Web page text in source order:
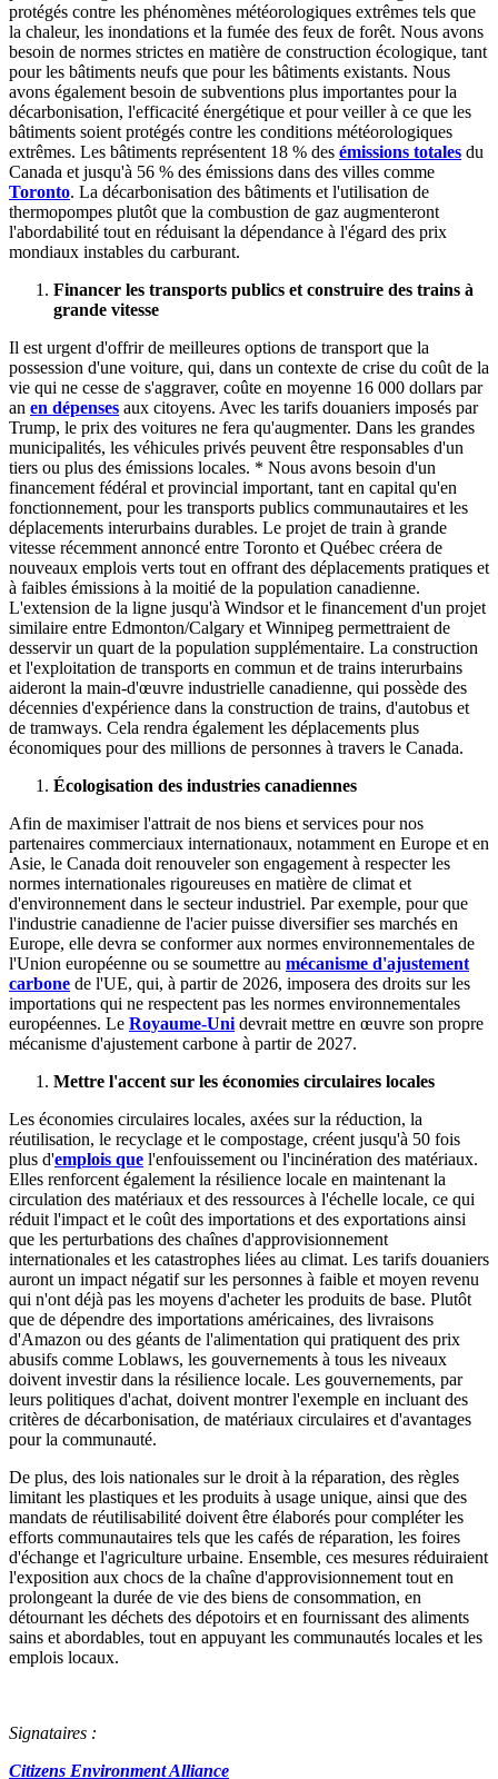
protégés contre les phénomènes météorologiques extrêmes tels que
la chaleur, les inondations et la fumée des feux de forêt. Nous avons
besoin de normes strictes en matière de construction écologique, tant
pour les bâtiments neufs que pour les bâtiments existants. Nous
avons également besoin de subventions plus importantes pour la
décarbonisation, l'efficacité énergétique et pour veiller à ce que les
bâtiments soient protégés contre les conditions météorologiques
extrêmes. Les bâtiments représentent 18 % des émissions totales du
Canada et jusqu'à 56 % des émissions dans des villes comme
Toronto. La décarbonisation des bâtiments et l'utilisation de
thermopompes plutôt que la combustion de gaz augmenteront
l'abordabilité tout en réduisant la dépendance à l'égard des prix
mondiaux instables du carburant.
Financer les transports publics et construire des trains à
grande vitesse
Il est urgent d'offrir de meilleures options de transport que la
possession d'une voiture, qui, dans un contexte de crise du coût de la
vie qui ne cesse de s'aggraver, coûte en moyenne 16 000 dollars par
an en dépenses aux citoyens. Avec les tarifs douaniers imposés par
Trump, le prix des voitures ne fera qu'augmenter. Dans les grandes
municipalités, les véhicules privés peuvent être responsables d'un
tiers ou plus des émissions locales. * Nous avons besoin d'un
financement fédéral et provincial important, tant en capital qu'en
fonctionnement, pour les transports publics communautaires et les
déplacements interurbains durables. Le projet de train à grande
vitesse récemment annoncé entre Toronto et Québec créera de
nouveaux emplois verts tout en offrant des déplacements pratiques et
à faibles émissions à la moitié de la population canadienne.
L'extension de la ligne jusqu'à Windsor et le financement d'un projet
similaire entre Edmonton/Calgary et Winnipeg permettraient de
desservir un quart de la population supplémentaire. La construction
et l'exploitation de transports en commun et de trains interurbains
aideront la main-d'œuvre industrielle canadienne, qui possède des
décennies d'expérience dans la construction de trains, d'autobus et
de tramways. Cela rendra également les déplacements plus
économiques pour des millions de personnes à travers le Canada.
Écologisation des industries canadiennes
Afin de maximiser l'attrait de nos biens et services pour nos
partenaires commerciaux internationaux, notamment en Europe et en
Asie, le Canada doit renouveler son engagement à respecter les
normes internationales rigoureuses en matière de climat et
d'environnement dans le secteur industriel. Par exemple, pour que
l'industrie canadienne de l'acier puisse diversifier ses marchés en
Europe, elle devra se conformer aux normes environnementales de
l'Union européenne ou se soumettre au mécanisme d'ajustement
carbone de l'UE, qui, à partir de 2026, imposera des droits sur les
importations qui ne respectent pas les normes environnementales
européennes. Le Royaume-Uni devrait mettre en œuvre son propre
mécanisme d'ajustement carbone à partir de 2027.
Mettre l'accent sur les économies circulaires locales
Les économies circulaires locales, axées sur la réduction, la
réutilisation, le recyclage et le compostage, créent jusqu'à 50 fois
plus d'emplois que l'enfouissement ou l'incinération des matériaux.
Elles renforcent également la résilience locale en maintenant la
circulation des matériaux et des ressources à l'échelle locale, ce qui
réduit l'impact et le coût des importations et des exportations ainsi
que les perturbations des chaînes d'approvisionnement
internationales et les catastrophes liées au climat. Les tarifs douaniers
auront un impact négatif sur les personnes à faible et moyen revenu
qui n'ont déjà pas les moyens d'acheter les produits de base. Plutôt
que de dépendre des importations américaines, des livraisons
d'Amazon ou des géants de l'alimentation qui pratiquent des prix
abusifs comme Loblaws, les gouvernements à tous les niveaux
doivent investir dans la résilience locale. Les gouvernements, par
leurs politiques d'achat, doivent montrer l'exemple en incluant des
critères de décarbonisation, de matériaux circulaires et d'avantages
pour la communauté.
De plus, des lois nationales sur le droit à la réparation, des règles
limitant les plastiques et les produits à usage unique, ainsi que des
mandats de réutilisabilité doivent être élaborés pour compléter les
efforts communautaires tels que les cafés de réparation, les foires
d'échange et l'agriculture urbaine. Ensemble, ces mesures réduiraient
l'exposition aux chocs de la chaîne d'approvisionnement tout en
prolongeant la durée de vie des biens de consommation, en
détournant les déchets des dépotoirs et en fournissant des aliments
sains et abordables, tout en appuyant les communautés locales et les
emplois locaux.
Signataires :
Citizens Environment Alliance